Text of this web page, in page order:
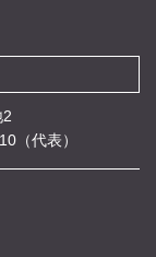
（代表）